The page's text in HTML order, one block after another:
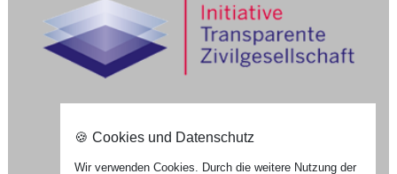
🍪 Cookies und Datenschutz
Wir verwenden Cookies. Durch die weitere Nutzung der